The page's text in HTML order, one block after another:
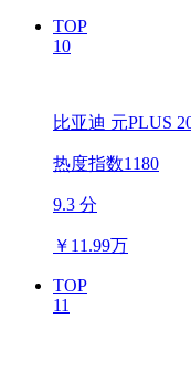
TOP
10
比亚迪 元PLUS
热度指数1180
9.3 分
￥ 11.99万
TOP
11